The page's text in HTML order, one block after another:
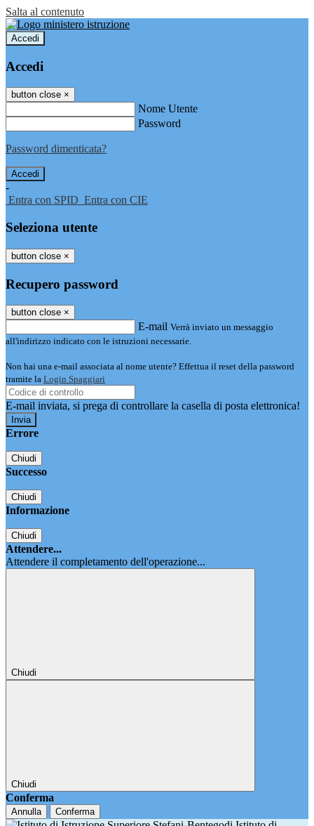
Salta al contenuto
Accedi
Accedi
button close ×
Nome Utente
Password
Password dimenticata?
-
Entra con SPID Entra con CIE
Seleziona utente
button close ×
Recupero password
button close ×
E-mail Verrà inviato un messaggio
all'indirizzo indicato con le istruzioni necessarie.
Non hai una e-mail associata al nome utente? Effettua il reset della password
tramite la Login Spaggiari
E-mail inviata, si prega di controllare la casella di posta elettronica!
Errore
Chiudi
Successo
Chiudi
Informazione
Chiudi
Attendere...
Attendere il completamento dell'operazione...
Chiudi
Chiudi
Conferma
Annulla Conferma